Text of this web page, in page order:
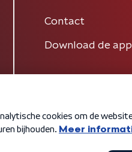
Contact
Download de app